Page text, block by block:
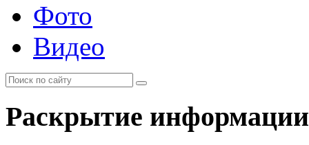
Фото
Видео
Раскрытие информации